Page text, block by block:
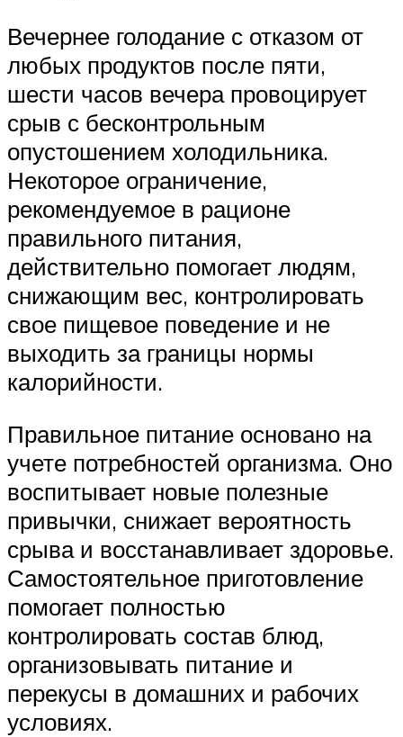
Вечернее голодание с отказом от
любых продуктов после пяти,
шести часов вечера провоцирует
срыв с бесконтрольным
опустошением холодильника.
Некоторое ограничение,
рекомендуемое в рационе
правильного питания,
действительно помогает людям,
снижающим вес, контролировать
свое пищевое поведение и не
выходить за границы нормы
калорийности.
Правильное питание основано на
учете потребностей организма. Оно
воспитывает новые полезные
привычки, снижает вероятность
срыва и восстанавливает здоровье.
Самостоятельное приготовление
помогает полностью
контролировать состав блюд,
организовывать питание и
перекусы в домашних и рабочих
условиях.